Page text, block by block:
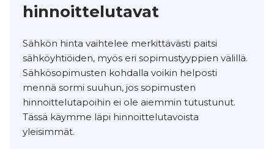
hinnoittelutavat
Sähkön hinta vaihtelee merkittävästi paitsi
sähköyhtiöiden, myös eri sopimustyyppien välillä.
Sähkösopimusten kohdalla voikin helposti
mennä sormi suuhun, jos sopimusten
hinnoittelutapoihin ei ole aiemmin tutustunut.
Tässä käymme läpi hinnoittelutavoista
yleisimmät.